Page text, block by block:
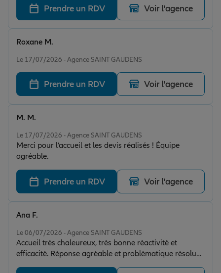
Prendre un RDV Voir l'agence
Le 17/07/2026 - Agence SAINT GAUDENS
Roxane M.
Prendre un RDV Voir l'agence
Le 17/07/2026 - Agence SAINT GAUDENS
Merci pour l’accueil et les devis réalisés ! Équipe
agréable.
M. M.
Prendre un RDV Voir l'agence
Le 06/07/2026 - Agence SAINT GAUDENS
Accueil très chaleureux, très bonne réactivité et
efficacité. Réponse agréable et problématique résolu
rapidement. Je recommande.
Ana F.